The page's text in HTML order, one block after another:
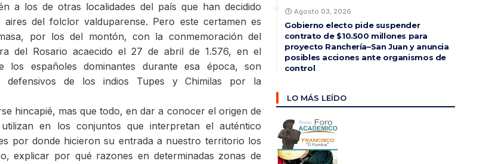
a los de otras localidades del país que han decidido
del folclor valduparense. Pero este certamen es
por los del montón, con la conmemoración del
del Rosario acaecido el 27 de abril de 1.576, en el
los españoles dominantes durante esa época, son
defensivos de los indios Tupes y Chimilas por la
hincapié, mas que todo, en dar a conocer el origen de
en los conjuntos que interpretan el auténtico
por donde hicieron su entrada a nuestro territorio los
explicar por qué razones en determinadas zonas de
Agosto 03, 2026
Gobierno electo pide suspender
contrato de $10.500 millones para
proyecto Ranchería–San Juan y anuncia
posibles acciones ante organismos de
control
LO MÁS LEÍDO